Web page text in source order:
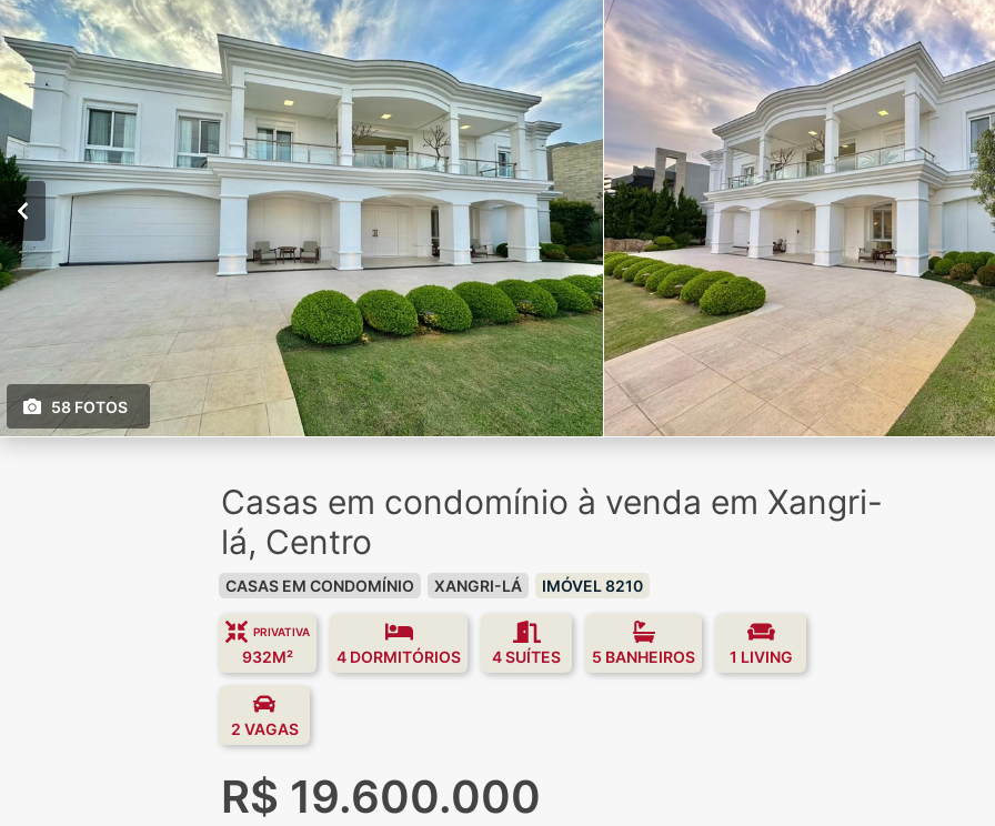
58 FOTOS
Casas em condomínio à venda em Xangri-
lá, Centro
CASAS EM CONDOMÍNIO XANGRI-LÁ IMÓVEL 8210
PRIVATIVA
932M² 4 DORMITÓRIOS 4 SUÍTES 5 BANHEIROS 1 LIVING
2 VAGAS
R$ 19.600.000